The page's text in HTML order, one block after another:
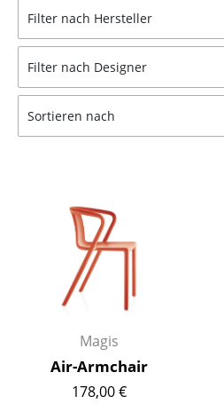
Hocker
Bänke & Liegen
Sitzsäcke
Schaukelstühle
Bürodrehstühle
Konferenzstühle
Bürosessel
Einzelteile
Filter nach Hersteller
Filter nach Designer
Sortieren nach
Magis
Air-Armchair
178,00 €